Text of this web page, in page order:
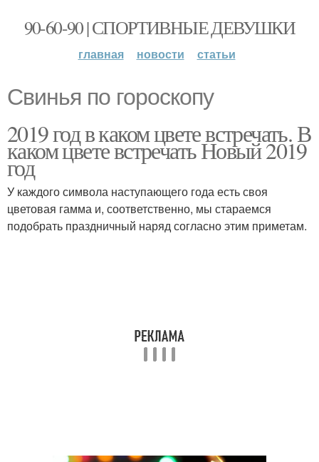
90-60-90 | СПОРТИВНЫЕ ДЕВУШКИ
главная новости статьи
Свинья по гороскопу
2019 год в каком цвете встречать. В
каком цвете встречать Новый 2019
год
У каждого символа наступающего года есть своя
цветовая гамма и, соответственно, мы стараемся
подобрать праздничный наряд согласно этим приметам.